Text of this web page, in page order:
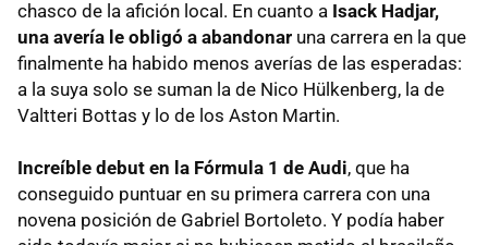
chasco de la afición local. En cuanto a Isack Hadjar,
una avería le obligó a abandonar una carrera en la que
finalmente ha habido menos averías de las esperadas:
a la suya solo se suman la de Nico Hülkenberg, la de
Valtteri Bottas y lo de los Aston Martin.
Increíble debut en la Fórmula 1 de Audi, que ha
conseguido puntuar en su primera carrera con una
novena posición de Gabriel Bortoleto. Y podía haber